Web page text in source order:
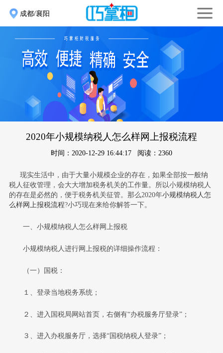
成都/襄阳
2020年小规模纳税人怎么样网上报税流程
时间：2020-12-29 16:44:17 阅读：2360
现实生活中，由于大量小规模企业的存在，如果全部按一般纳
税人征收管理，会大大增加税务机关的工作量。所以小规模纳税人
的存在是必然的，便于税务机关征管。那么2020年小规模纳税人怎
么样网上报税流程?小巧现在来给你解答一下。
一、小规模纳税人怎么样网上报税
小规模纳税人进行网上报税的详细操作流程：
（一）国税：
１、登录当地税务系统；
２、进入国税局网站首页，右侧有“办税服务厅登录”；
３、进入办税服务厅，选择“国税纳税人登录”；